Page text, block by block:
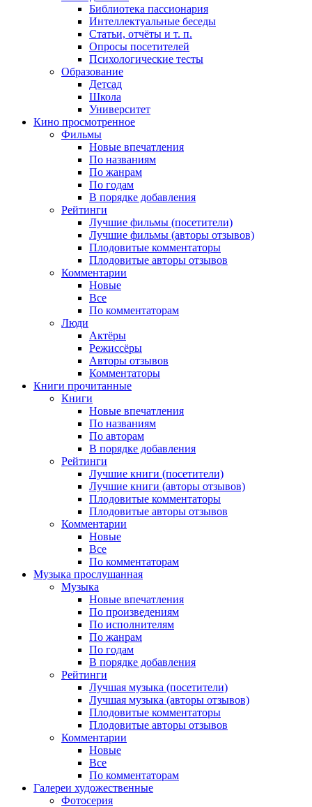
Библиотека пассионария
Интеллектуальные беседы
Статьи, отчёты и т. п.
Опросы посетителей
Психологические тесты
Образование
Детсад
Школа
Университет
Кино просмотренное
Фильмы
Новые впечатления
По названиям
По жанрам
По годам
В порядке добавления
Рейтинги
Лучшие фильмы (посетители)
Лучшие фильмы (авторы отзывов)
Плодовитые комментаторы
Плодовитые авторы отзывов
Комментарии
Новые
Все
По комментаторам
Люди
Актёры
Режиссёры
Авторы отзывов
Комментаторы
Книги прочитанные
Книги
Новые впечатления
По названиям
По авторам
В порядке добавления
Рейтинги
Лучшие книги (посетители)
Лучшие книги (авторы отзывов)
Плодовитые комментаторы
Плодовитые авторы отзывов
Комментарии
Новые
Все
По комментаторам
Музыка прослушанная
Музыка
Новые впечатления
По произведениям
По исполнителям
По жанрам
По годам
В порядке добавления
Рейтинги
Лучшая музыка (посетители)
Лучшая музыка (авторы отзывов)
Плодовитые комментаторы
Плодовитые авторы отзывов
Комментарии
Новые
Все
По комментаторам
Галереи художественные
Фотосерия